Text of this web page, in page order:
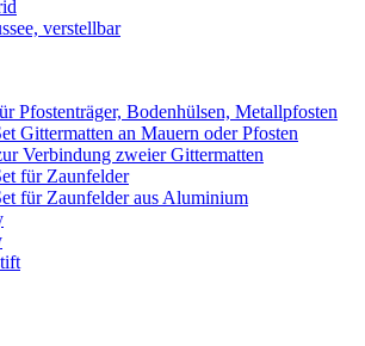
verstellbar
Pfostenträger, Bodenhülsen, Metallpfosten
Gittermatten an Mauern oder Pfosten
Verbindung zweier Gittermatten
für Zaunfelder
für Zaunfelder aus Aluminium